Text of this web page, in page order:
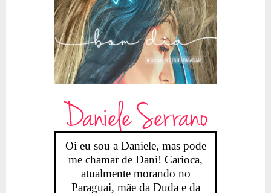
Daniele Serrano
Oi eu sou a Daniele, mas pode
me chamar de Dani! Carioca,
atualmente morando no
Paraguai, mãe da Duda e da